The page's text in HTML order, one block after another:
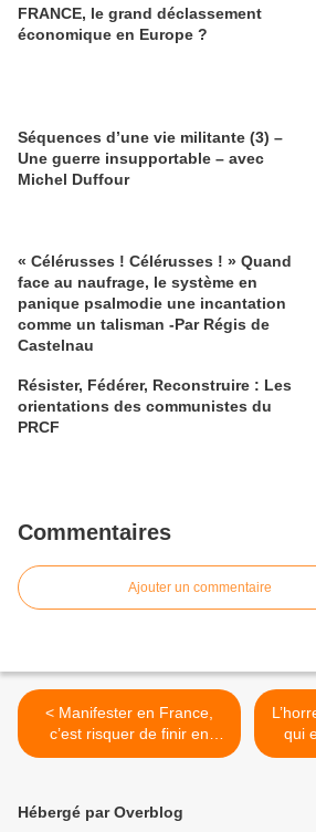
FRANCE, le grand déclassement
économique en Europe ?
Séquences d’une vie militante (3) –
Une guerre insupportable – avec
Michel Duffour
« Célérusses ! Célérusses ! » Quand
face au naufrage, le système en
panique psalmodie une incantation
comme un talisman -Par Régis de
Castelnau
Résister, Fédérer, Reconstruire : Les
orientations des communistes du
PRCF
Commentaires
Ajouter un commentaire
< Manifester en France,
c’est risquer de finir en
prison
Hébergé par Overblog